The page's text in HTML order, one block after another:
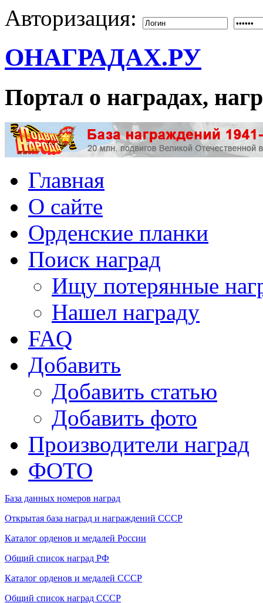
Авторизация:
ОНАГРАДАХ.РУ
Портал о наградах,
Главная
О сайте
Орденские планки
Поиск наград
Ищу потерянные
Нашел награду
FAQ
Добавить
Добавить статью
Добавить фото
Производители наград
ФОТО
База данных номеров наград
Открытая база наград и награждений СССР
Каталог орденов и медалей России
Общий список наград РФ
Каталог орденов и медалей СССР
Общий список наград СССР